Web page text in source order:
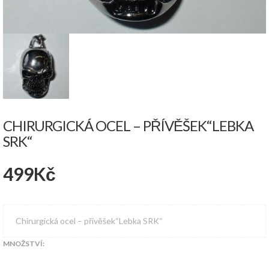
CHIRURGICKÁ OCEL – PŘÍVĚŠEK“LEBKA
SRK“
499Kč
Chirurgická ocel – přívěšek“Lebka SRK“
MNOŽSTVÍ: